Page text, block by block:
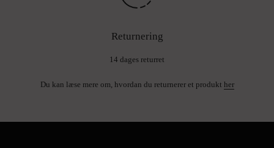
Returnering
14 dages returret
Du kan læse mere om, hvordan du returnerer et produkt her